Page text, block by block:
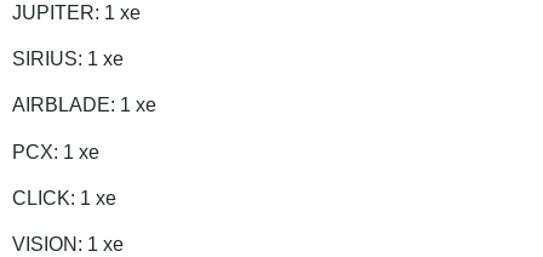
JUPITER: 1 xe
SIRIUS: 1 xe
AIRBLADE: 1 xe
PCX: 1 xe
CLICK: 1 xe
VISION: 1 xe